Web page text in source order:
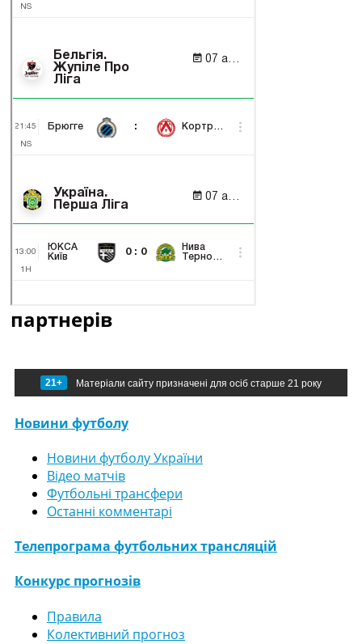
партнерів
21+ Матеріали сайту призначені для осіб старше 21 року
Новини футболу
Новини футболу України
Відео матчів
Футбольні трансфери
Останні комментарі
Телепрограма футбольних трансляцій
Конкурс прогнозів
Правила
Колективний прогноз